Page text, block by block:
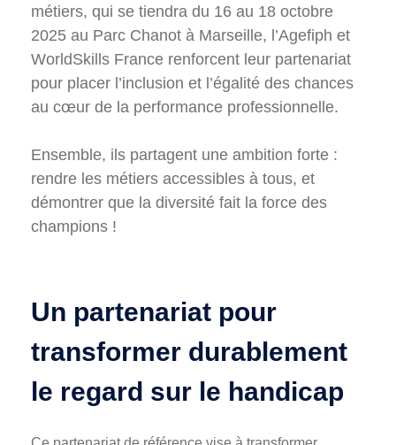
Photos
Vidéos
Contactez-nous
Suivez l’Équipe de France des métiers
Questions fréquentes
Actualités
Espace presse
métiers, qui se tiendra du 16 au 18 octobre
2025 au Parc Chanot à Marseille, l’Agefiph et
WorldSkills France renforcent leur partenariat
pour placer l’inclusion et l’égalité des chances
au cœur de la performance professionnelle.
Ensemble, ils partagent une ambition forte :
rendre les métiers accessibles à tous, et
démontrer que la diversité fait la force des
champions !
Un partenariat pour
transformer durablement
le regard sur le handicap